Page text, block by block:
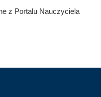
z Portalu Nauczyciela